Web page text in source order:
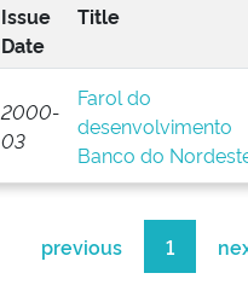
Issue
Date
Title
2000-
03
Farol do
desenvolvimento
Banco do
previous 1